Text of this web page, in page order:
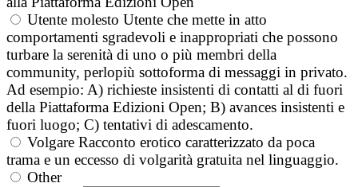
Utente molesto Utente che mette in atto
comportamenti sgradevoli e inappropriati che possono
turbare la serenità di uno o più membri della
community, perlopiù sottoforma di messaggi in privato.
Ad esempio: A) richieste insistenti di contatti al di fuori
della Piattaforma Edizioni Open; B) avances insistenti e
fuori luogo; C) tentativi di adescamento.
Volgare Racconto erotico caratterizzato da poca
trama e un eccesso di volgarità gratuita nel linguaggio.
Other